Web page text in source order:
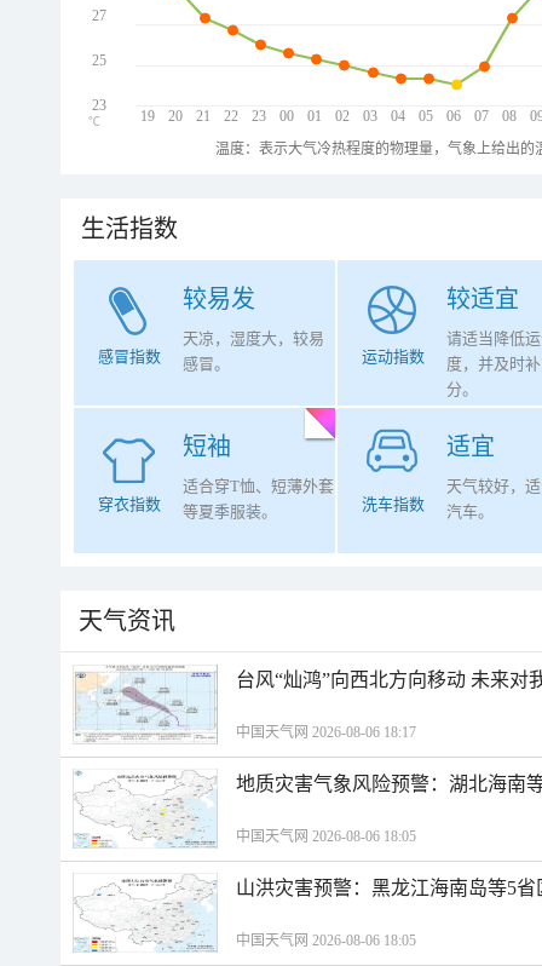
19 20 21 22 23 00 01 02 03 04 05 06 07 08
27
25
23
℃
温度：表示大气冷热程度的物理量，气象上给出
生活指数
较易发
感冒指数
天凉，湿度大，较易
感冒。
较适宜
运动指数
请适当降低
度，并及时
分。
短袖
穿衣指数
适合穿T恤、短薄外套
等夏季服装。
适宜
洗车指数
天气较好，
汽车。
天气资讯
台风“灿鸿”向西北方向移动 未来对
中国天气网 2026-08-06 18:17
地质灾害气象风险预警：湖北海南
中国天气网 2026-08-06 18:05
山洪灾害预警：黑龙江海南岛等5
中国天气网 2026-08-06 18:05